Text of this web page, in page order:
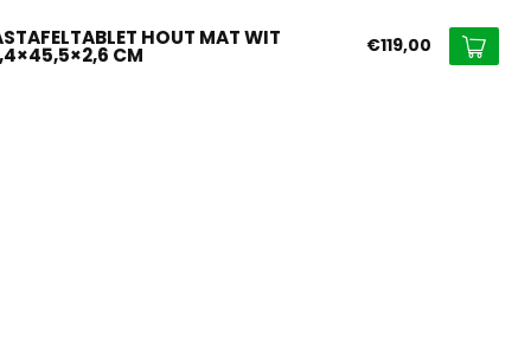
HOUT MAT WIT
CM €119,00